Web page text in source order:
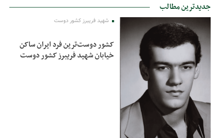
جدیدترین مطالب
شهید فریبرز کشور دوست
کشور دوست‌ترین فرد ایران ساکن
خیابان شهید فریبرز کشور دوست